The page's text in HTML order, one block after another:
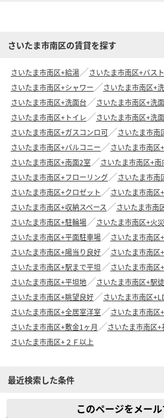
さいたま市南区の賃貸を探す
さいたま市南区+給湯
さいたま市南区+バス
さいたま市南区+シャワー
さいたま市南区+
さいたま市南区+洗面台
さいたま市南区+洗
さいたま市南区+トイレ
さいたま市南区+洗
さいたま市南区+ガスコンロ可
さいたま市南
さいたま市南区+バルコニー
さいたま市南区
さいたま市南区+南面2室
さいたま市南区+南
さいたま市南区+フローリング
さいたま市南
さいたま市南区+クロゼット
さいたま市南区
さいたま市南区+収納スペース
さいたま市南
さいたま市南区+駐輪場
さいたま市南区+火
さいたま市南区+平面駐車場
さいたま市南区
さいたま市南区+陽当り良好
さいたま市南区
さいたま市南区+駅まで平坦
さいたま市南区
さいたま市南区+平坦地
さいたま市南区+駅
さいたま市南区+眺望良好
さいたま市南区
さいたま市南区+全居室洋室
さいたま市南区
さいたま市南区+敷金1ヶ月
さいたま市南区+
さいたま市南区+２Ｆ以上
最近検索した条件
このページをメー